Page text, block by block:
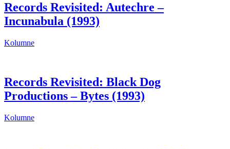
Records Revisited: Autechre –
Incunabula (1993)
Kolumne
Records Revisited: Black Dog
Productions – Bytes (1993)
Kolumne